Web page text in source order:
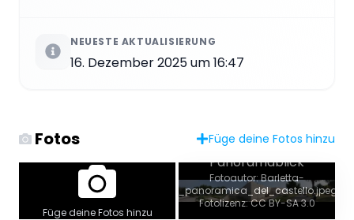
NEUESTE AKTUALISIERUNG
16. Dezember 2025 um 16:47
Fotos Füge deine Fotos hinzu
Füge deine Fotos hinzu
Panoramablick
Fotoautor: Barletta-
_panoramica_del_castello.jpeg
Fotolizenz: CC BY-SA 3.0